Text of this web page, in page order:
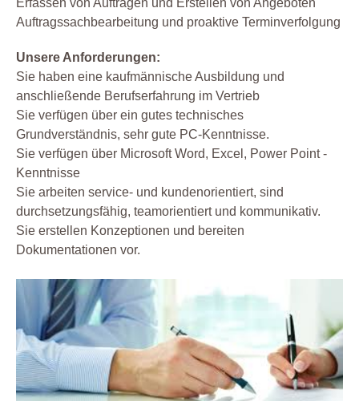
Erfassen von Aufträgen und Erstellen von Angeboten
Auftragssachbearbeitung und proaktive Terminverfolgung
Unsere Anforderungen:
Sie haben eine kaufmännische Ausbildung und
anschließende Berufserfahrung im Vertrieb
Sie verfügen über ein gutes technisches
Grundverständnis, sehr gute PC-Kenntnisse.
Sie verfügen über Microsoft Word, Excel, Power Point -
Kenntnisse
Sie arbeiten service- und kundenorientiert, sind
durchsetzungsfähig, teamorientiert und kommunikativ.
Sie erstellen Konzeptionen und bereiten
Dokumentationen vor.